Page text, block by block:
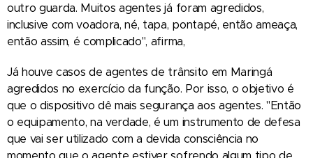
outro guarda. Muitos agentes já foram agredidos,
inclusive com voadora, né, tapa, pontapé, então ameaça,
então assim, é complicado", afirma,
Já houve casos de agentes de trânsito em Maringá
agredidos no exercício da função. Por isso, o objetivo é
que o dispositivo dê mais segurança aos agentes. "Então
o equipamento, na verdade, é um instrumento de defesa
que vai ser utilizado com a devida consciência no